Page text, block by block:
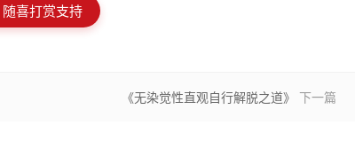
随喜打赏支持
《无染觉性直观自行解脱之道》 下一篇